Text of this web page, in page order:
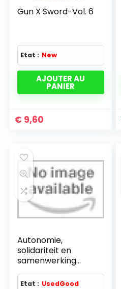
Gun X Sword-Vol. 6
Etat : New
AJOUTER AU
PANIER
€ 9,60
Autonomie,
solidariteit en
samenwerking
colloque 6-7/11/00
reg. brux. cap.
Etat : UsedGood